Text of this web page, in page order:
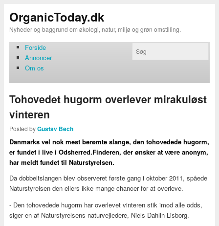
OrganicToday.dk
Nyheder og baggrund om økologi, natur, miljø og grøn omstilling.
Forside
Annoncer
Om os
Tohovedet hugorm overlever mirakuløst
vinteren
Posted byGustav Bech
Danmarks vel nok mest berømte slange, den tohovedede hugorm,
er fundet i live i Odsherred.Finderen, der ønsker at være anonym,
har meldt fundet til Naturstyrelsen.
Da dobbeltslangen blev observeret første gang i oktober 2011, spåede
Naturstyrelsen den ellers ikke mange chancer for at overleve.
- Den tohovedede hugorm har overlevet vinteren stik imod alle odds,
siger en af Naturstyrelsens naturvejledere, Niels Dahlin Lisborg.